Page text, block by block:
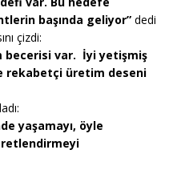
başında geliyor” dedi
çizdi:
becerisi var. İyi yetişmiş
rekabetçi üretim deseni
yaşamayı, öyle